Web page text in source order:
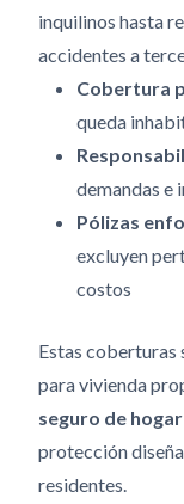
inquilinos hasta
accidentes a
Cobertura
queda
demandas e
Pólizas
excluyen
costos
Estas coberturas
para vivienda
seguro de
protección
residentes.